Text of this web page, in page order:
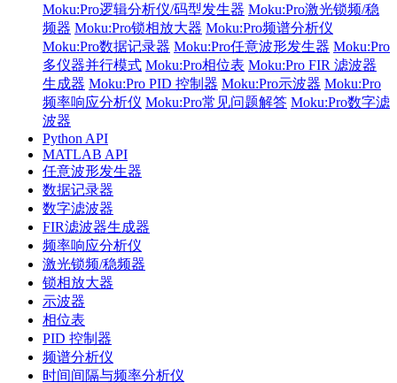
Moku:Pro逻辑分析仪/码型发生器 Moku:Pro激光锁频/稳
频器 Moku:Pro锁相放大器 Moku:Pro频谱分析仪
Moku:Pro数据记录器 Moku:Pro任意波形发生器 Moku:Pro
多仪器并行模式 Moku:Pro相位表 Moku:Pro FIR 滤波器
生成器 Moku:Pro PID 控制器 Moku:Pro示波器 Moku:Pro
频率响应分析仪 Moku:Pro常见问题解答 Moku:Pro数字滤
波器
Python API
MATLAB API
任意波形发生器
数据记录器
数字滤波器
FIR滤波器生成器
频率响应分析仪
激光锁频/稳频器
锁相放大器
示波器
相位表
PID 控制器
频谱分析仪
时间间隔与频率分析仪